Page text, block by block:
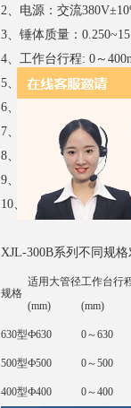
2、电源：交流
3、锤体质量：
4、工作台行程: 0～
5、锤头半径：D25 D90
6、冲击高度：2000mm
7、高度定位误差:
8、防二次冲击率：
9、提锤、落锤方式：自
10、操作界面：液晶，
XJL-300B系列不同规格
规格
适用大管径
(mm)
工作台行
(mm)
630型Ф630 0～630
500型Ф500 0～500
400型Ф400 0～400